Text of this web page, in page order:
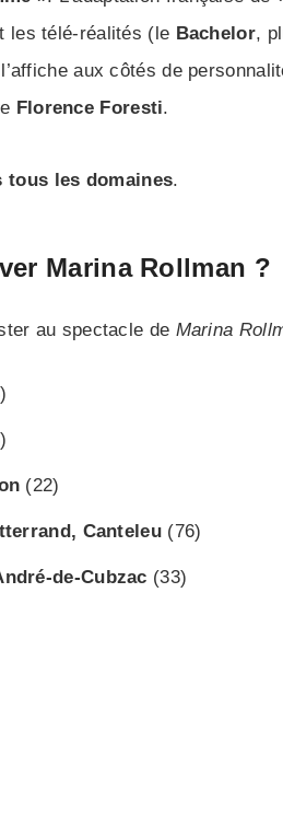
les télé-réalités (le Bachelor,
aux côtés de
Florence Foresti.
tous les domaines.
Marina Rollman ?
au spectacle de Marina
(22)
Canteleu(76)
de-Cubzac (33)